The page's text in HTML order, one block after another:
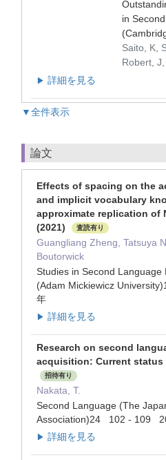
in
Saito, K,
Robert,
▶ 詳細を見る
▼全件表示
論文
Effects of spacing on the
and implicit vocabulary
approximate replication of
(2021)
査読有り
Guangliang Zheng, Tatsuya
Boutorwick
Studies in Second Language
(Adam Mickiewicz
年
▶ 詳細を見る
Research on second
acquisition: Current
招待有り
Nakata, T.
Second Language (The
Association)24 102 - 109
▶ 詳細を見る